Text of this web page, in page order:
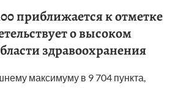
приближается к отметке
о высоком
здравоохранения
максимуму в 9 704 пункта,